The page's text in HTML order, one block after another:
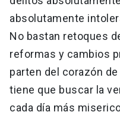
absolutamente
No bastan retoques
reformas y cambios
parten del corazón
tiene que buscar la
cada día más